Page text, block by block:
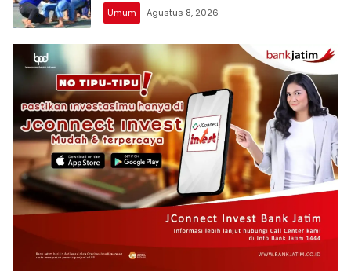
Umum Agustus 8, 2026